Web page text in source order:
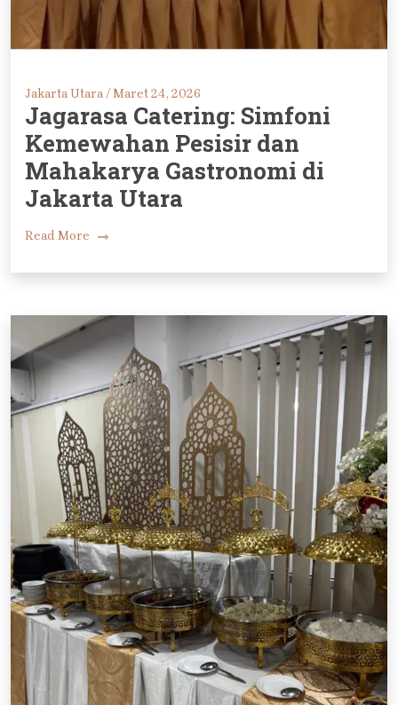
Jakarta Utara /Maret 24, 2026
Jagarasa Catering: Simfoni
Kemewahan Pesisir dan
Mahakarya Gastronomi di
Jakarta Utara
Read More